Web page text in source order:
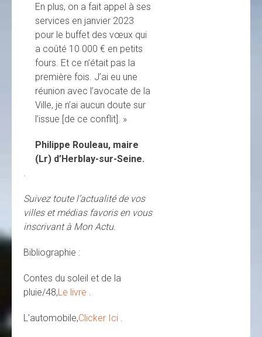
En plus, on a fait appel à ses
services en janvier 2023
pour le buffet des vœux qui
a coûté 10 000 € en petits
fours. Et ce n’était pas la
première fois. J’ai eu une
réunion avec l’avocate de la
Ville, je n’ai aucun doute sur
l’issue [de ce conflit]. »
Philippe Rouleau, maire
(Lr) d’Herblay-sur-Seine.
.
Suivez toute l’actualité de vos
villes et médias favoris en vous
inscrivant à Mon Actu.
Bibliographie :
Contes du soleil et de la
pluie/48,Le livre .
L’automobile,Clicker Ici .